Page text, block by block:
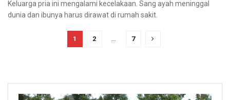
Keluarga pria ini mengalami kecelakaan. Sang ayah meninggal
dunia dan ibunya harus dirawat di rumah sakit.
1 2 … 7